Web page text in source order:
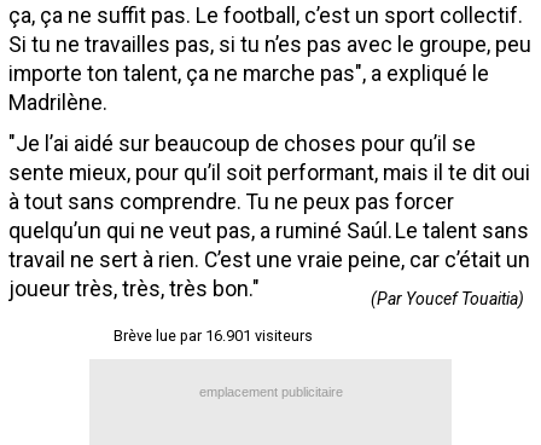
ça, ça ne suffit pas. Le football, c’est un sport collectif.
Si tu ne travailles pas, si tu n’es pas avec le groupe, peu
importe ton talent, ça ne marche pas", a expliqué le
Madrilène.
"Je l’ai aidé sur beaucoup de choses pour qu’il se
sente mieux, pour qu’il soit performant, mais il te dit oui
à tout sans comprendre. Tu ne peux pas forcer
quelqu’un qui ne veut pas, a ruminé Saúl. Le talent sans
travail ne sert à rien. C’est une vraie peine, car c’était un
joueur très, très, très bon."
(Par Youcef Touaitia)
Brève lue par 16.901 visiteurs
emplacement publicitaire
Taille de la police
Paramètrages / Options
Contact / Signaler un bug
Recrutement Maxifoot
Mentions légales
site web Maxifoot.fr